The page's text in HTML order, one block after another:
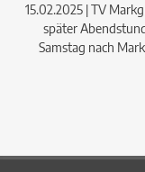
15.02.2025 | TV
später
Samstag nach